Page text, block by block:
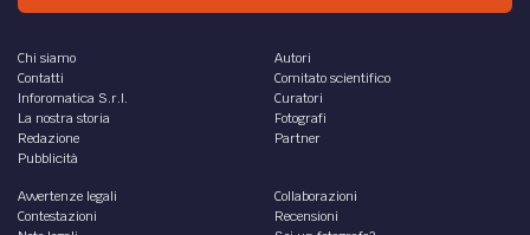
Chi siamo
Contatti
Inforomatica S.r.l.
La nostra storia
Redazione
Pubblicità
Autori
Comitato scientifico
Curatori
Fotografi
Partner
Avvertenze legali
Contestazioni
Collaborazioni
Recensioni